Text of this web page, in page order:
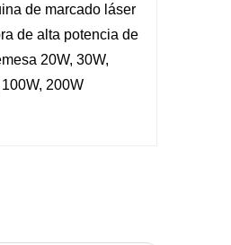
de marcado láser
de alta potencia de
20W, 30W,
200W